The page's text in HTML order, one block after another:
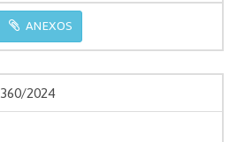
ANEXOS
360/2024